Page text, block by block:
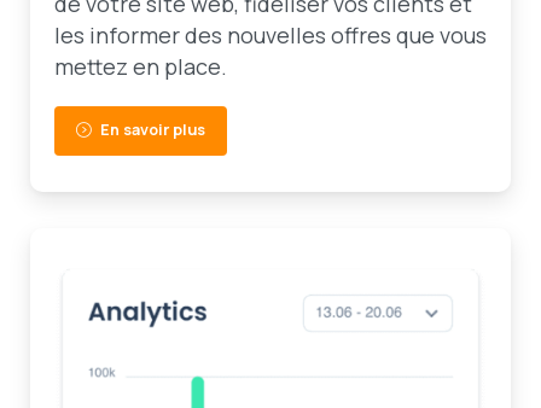
les informer des nouvelles offres que vous
mettez en place.
En savoir plus